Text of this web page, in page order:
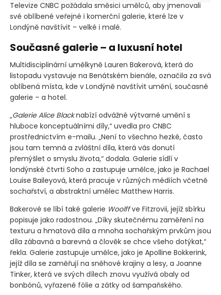
Televize CNBC požádala směsici umělců, aby jmenovali
své oblíbené veřejné i komerční galerie, které lze v
Londýně navštívit – velké i malé.
Současné galerie – a luxusní hotel
Multidisciplinární umělkyně Lauren Bakerová, která do
listopadu vystavuje na Benátském bienále, označila za svá
oblíbená místa, kde v Londýně navštívit umění, současné
galerie – a hotel.
„Galerie Alice Blacknabízí odvážné výtvarné umění s
hluboce konceptuálními díly,“ uvedla pro CNBC
prostřednictvím e-mailu. „Není to všechno hezké, často
jsou tam temná a zvláštní díla, která vás donutí
přemýšlet o smyslu života,“ dodala. Galerie sídlí v
londýnské čtvrti Soho a zastupuje umělce, jako je Rachael
Louise Baileyová, která pracuje v různých médiích včetně
sochařství, a abstraktní umělec Matthew Harris.
Bakerové se líbí také galerie Woolffve Fitzrovii, jejíž sbírku
popisuje jako radostnou. „Díky skutečnému zaměření na
texturu a hmatová díla a mnoha sochařským prvkům jsou
díla zábavná a barevná a člověk se chce všeho dotýkat,“
řekla. Galerie zastupuje umělce, jako je Apolline Bokkerink,
jejíž díla se zaměřují na sněhové krajiny a lesy, a Joanne
Tinker, která ve svých dílech znovu využívá obaly od
bonbónů, vyřazené fólie a zátky od šampaňského.